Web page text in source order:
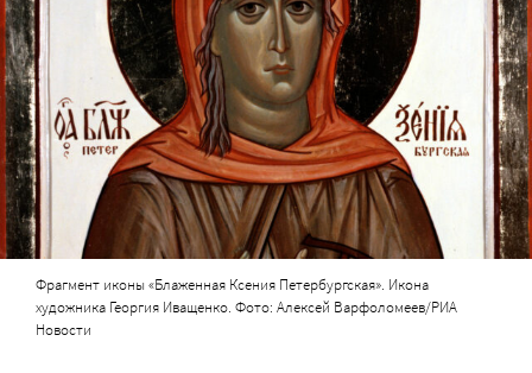
Фрагмент иконы «Блаженная Ксения Петербургская». Икона
художника Георгия Иващенко. Фото: Алексей Варфоломеев/РИА
Новости